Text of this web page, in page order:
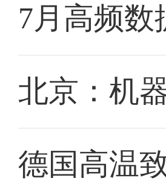
7月高频
北京：机
德国高温